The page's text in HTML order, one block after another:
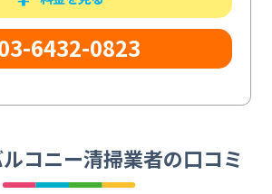
6432-0823
コニー清掃業者の口コミ